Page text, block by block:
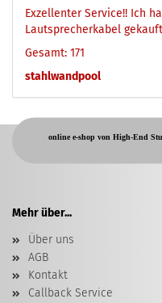
Exzellenter Service!! Ich
Lautsprecherkabel
Gesamt: 171
stahlwandpool
online e-shop von High-End
Mehr über...
Über uns
AGB
Kontakt
Callback Service